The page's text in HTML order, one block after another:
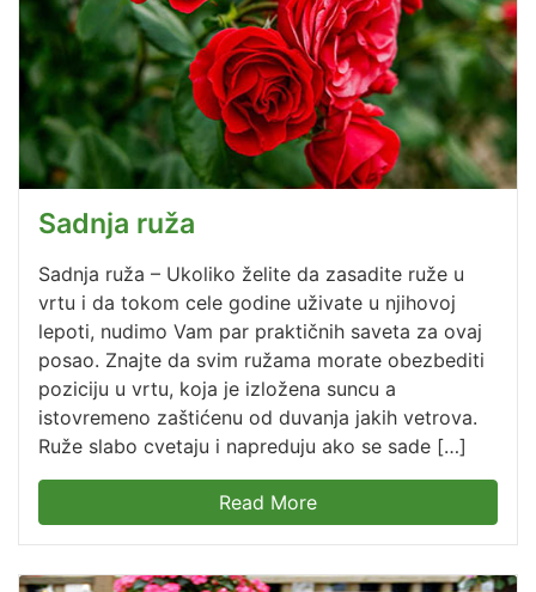
Sadnja ruža
Sadnja ruža – Ukoliko želite da zasadite ruže u
vrtu i da tokom cele godine uživate u njihovoj
lepoti, nudimo Vam par praktičnih saveta za ovaj
posao. Znajte da svim ružama morate obezbediti
poziciju u vrtu, koja je izložena suncu a
istovremeno zaštićenu od duvanja jakih vetrova.
Ruže slabo cvetaju i napreduju ako se sade […]
Read More